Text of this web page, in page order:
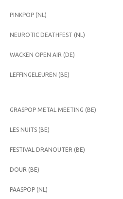
PINKPOP (NL)
NEUROTIC DEATHFEST (NL)
WACKEN OPEN AIR (DE)
LEFFINGELEUREN (BE)
GRASPOP METAL MEETING (BE)
LES NUITS (BE)
FESTIVAL DRANOUTER (BE)
DOUR (BE)
PAASPOP (NL)